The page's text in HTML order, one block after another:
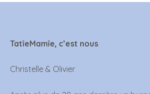
TatîeMamîe, c’est nous
Christelle & Olivier